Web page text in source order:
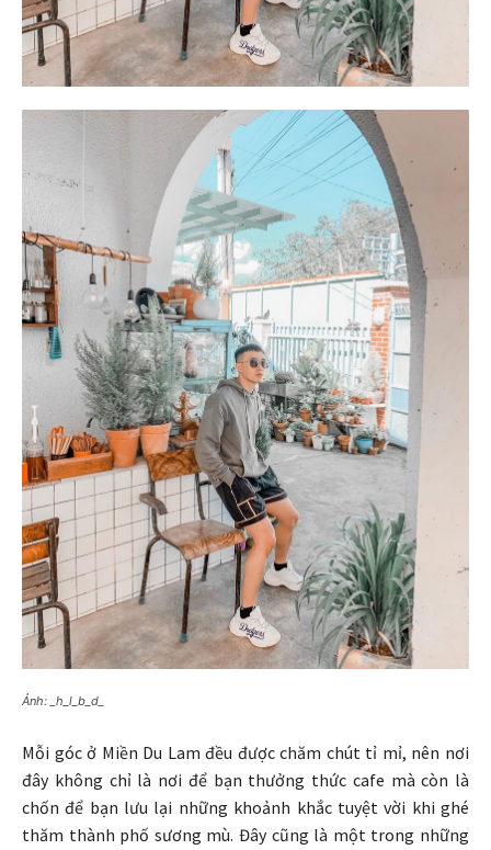
Ảnh: _h_l_b_d_
Mỗi góc ở Miền Du Lam đều được chăm chút tỉ mỉ, nên nơi
đây không chỉ là nơi để bạn thưởng thức cafe mà còn là
chốn để bạn lưu lại những khoảnh khắc tuyệt vời khi ghé
thăm thành phố sương mù. Đây cũng là một trong những